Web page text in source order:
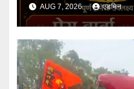
AUG 7, 2026 एडमिन